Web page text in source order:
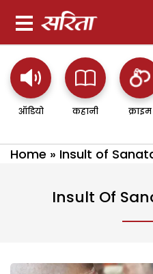
ऑडियो कहानी क्राइम
Home » Insult of
Insult Of